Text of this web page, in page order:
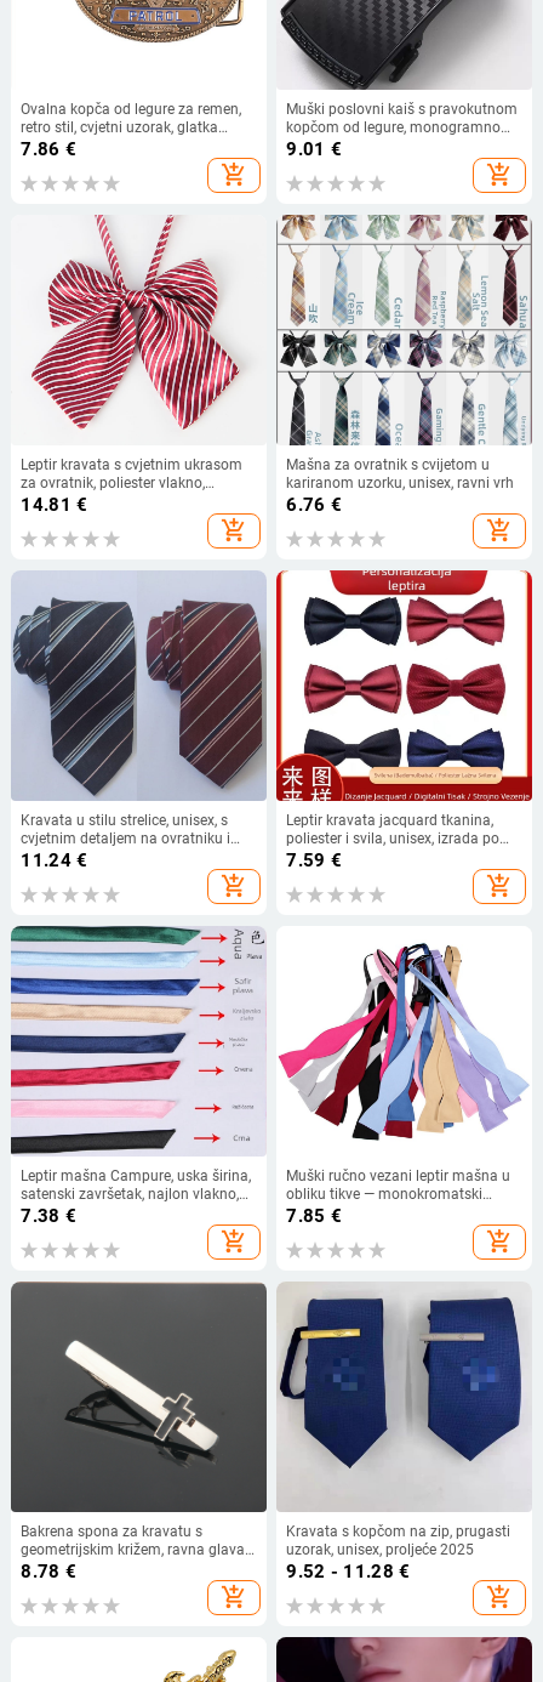
Ovalna kopča od legure za remen,
retro stil, cvjetni uzorak, glatka
pločasta kopča, japanski klin
7.86 €
add_shopping_cart
Muški poslovni kaiš s pravokutnom
kopčom od legure, monogramno
slovo, automatska kopča
9.01 €
add_shopping_cart
Leptir kravata s cvjetnim ukrasom
za ovratnik, poliester vlakno,
ženski/administrativni stil, Lan Xin
14.81 €
add_shopping_cart
Mašna za ovratnik s cvijetom u
kariranom uzorku, unisex, ravni vrh
6.76 €
add_shopping_cart
Kravata u stilu strelice, unisex, s
cvjetnim detaljem na ovratniku i
geometrijskim uzorkom, poliester
11.24€
add_shopping_cart
Leptir kravata jacquard tkanina,
poliester i svila, unisex, izrada po
mjeri, oblik bowknot
7.59 €
add_shopping_cart
Leptir mašna Campure, uska širina,
satenski završetak, najlon vlakno,
monohromni uzorak
7.38 €
add_shopping_cart
Muški ručno vezani leptir mašna u
obliku tikve — monokromatski
poliester, plosni vrh, otisnuto, za
7.85 €
add_shopping_cart
Bakrena spona za kravatu s
geometrijskim križem, ravna glava,
unisex, epoxy premaz
8.78 €
add_shopping_cart
Kravata s kopčom na zip, prugasti
uzorak, unisex, proljeće 2025
9.52 - 11.28 €
add_shopping_cart